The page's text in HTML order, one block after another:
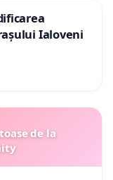
Ialoveni
de la